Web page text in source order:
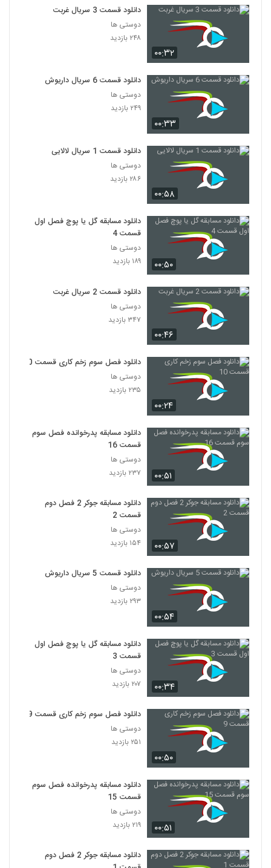
۰۰:۳۲
دانلود قسمت 3 سریال غربت
دوستی ها
۲۴۸ بازدید
۰۰:۳۳
دانلود قسمت 6 سریال داریوش
دوستی ها
۲۴۹ بازدید
۰۰:۵۸
دانلود قسمت 1 سریال لالایی
دوستی ها
۲۸۶ بازدید
۰۰:۵۰
دانلود مسابقه گل یا پوچ فصل اول
قسمت 4
دوستی ها
۱۸۹ بازدید
۰۰:۴۶
دانلود قسمت 2 سریال غربت
دوستی ها
۳۴۷ بازدید
۰۰:۲۴
دانلود فصل سوم زخم کاری قسمت 10
دوستی ها
۲۳۵ بازدید
۰۰:۵۱
دانلود مسابقه پدرخوانده فصل سوم
قسمت 16
دوستی ها
۲۳۷ بازدید
۰۰:۵۷
دانلود مسابقه جوکر 2 فصل دوم
قسمت 2
دوستی ها
۱۵۴ بازدید
۰۰:۵۴
دانلود قسمت 5 سریال داریوش
دوستی ها
۲۹۳ بازدید
۰۰:۳۴
دانلود مسابقه گل یا پوچ فصل اول
قسمت 3
دوستی ها
۲۰۷ بازدید
۰۰:۵۰
دانلود فصل سوم زخم کاری قسمت 9
دوستی ها
۲۵۱ بازدید
۰۰:۵۱
دانلود مسابقه پدرخوانده فصل سوم
قسمت 15
دوستی ها
۲۱۹ بازدید
دانلود مسابقه جوکر 2 فصل دوم